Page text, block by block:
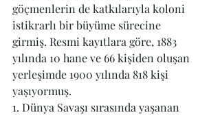
göçmenlerin de katkılarıyla koloni
istikrarlı bir büyüme sürecine
girmiş. Resmi kayıtlara göre, 1883
yılında 10 hane ve 66 kişiden oluşan
yerleşimde 1900 yılında 818 kişi
yaşıyormuş.
1. Dünya Savaşı sırasında yaşanan